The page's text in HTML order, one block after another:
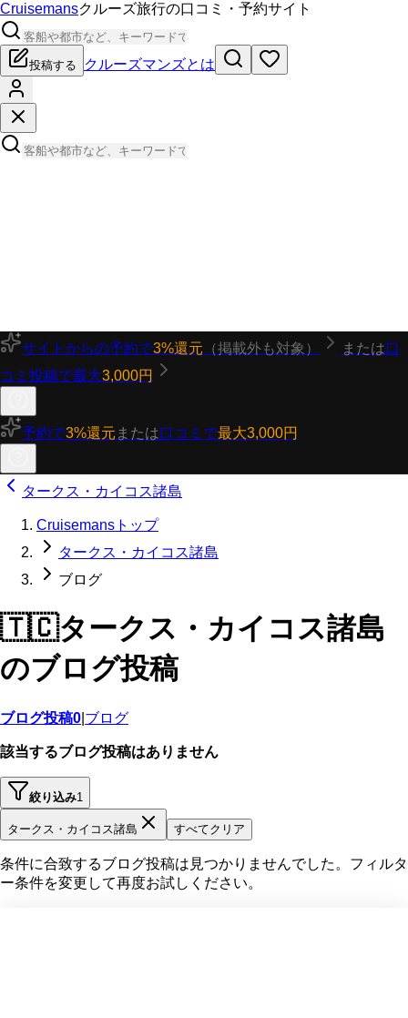
Cruisemansクルーズ旅行の口コミ・予約サイト
投稿する クルーズマンズとは
サイトからの予約で3%還元 （掲載外も対象） または口
コミ投稿で最大3,000円
予約で3%還元 または口コミで最大3,000円
タークス・カイコス諸島
Cruisemansトップ
タークス・カイコス諸島
ブログ
🇹🇨タークス・カイコス諸島
のブログ投稿
ブログ投稿0 ブログ
該当するブログ投稿はありません
絞り込み1
タークス・カイコス諸島 すべてクリア
条件に合致するブログ投稿は見つかりませんでした。フィルタ
ー条件を変更して再度お試しください。